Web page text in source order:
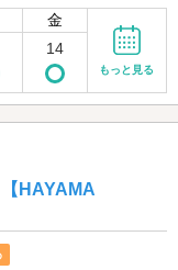
金
14
もっと見る
HAYAMA